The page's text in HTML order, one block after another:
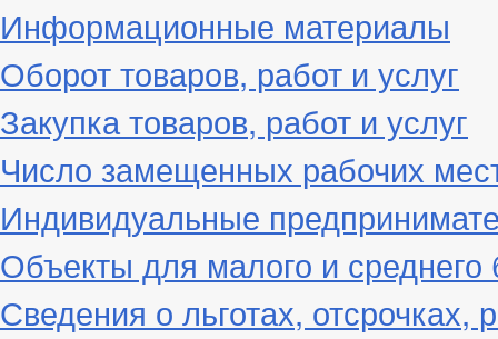
Информационные материалы
Оборот товаров, работ и услуг
Закупка товаров, работ и услуг
Число замещенных рабочих
Индивидуальные
Объекты для малого и среднего
Сведения о льготах, отсрочках,